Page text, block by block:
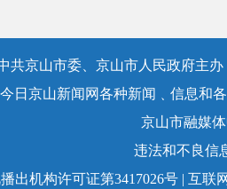
共京山市委、京山市人民政府主
日京山新闻网各种新闻﹑信息和
京山市融媒
违法和不良信
出机构许可证第3417026号 | 互联